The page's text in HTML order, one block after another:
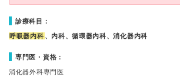
診療科目：
呼吸器内科 、内科、循環器内科、消化器内科
専門医・資格：
消化器外科専門医